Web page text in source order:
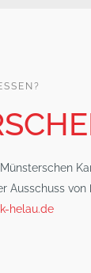
Ausschuss von
helau.de